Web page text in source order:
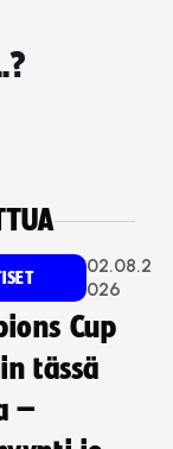
02.08.2
026
Cup
tässä
–